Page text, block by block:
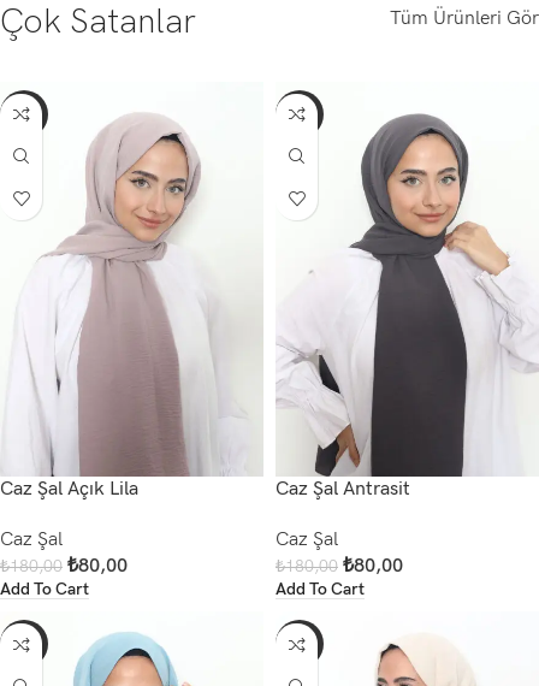
Çok Satanlar Tüm Ürünleri Gör
-56%
Caz Şal Açık Lila
Caz Şal
₺180,00 ₺80,00
Add To Cart
-56%
Caz Şal Antrasit
Caz Şal
₺180,00 ₺80,00
Add To Cart
-56% -56%